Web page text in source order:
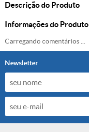
Descrição do Produto
Informações do Produto
Carregando comentários ...
Newsletter